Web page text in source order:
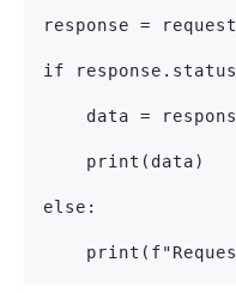
response =
if
data =
    print(data)
else: